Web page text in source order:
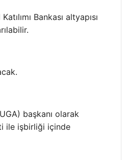
Bankası altyapısı
başkanı olarak
ile işbirliği içinde